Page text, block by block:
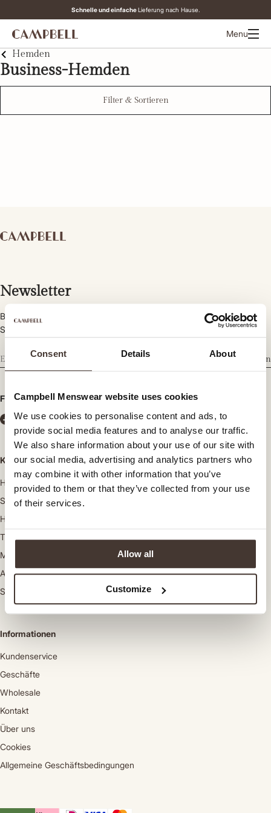
Consent Details About
Campbell Menswear website uses cookies
We use cookies to personalise content and ads, to
provide social media features and to analyse our traffic.
We also share information about your use of our site with
our social media, advertising and analytics partners who
may combine it with other information that you’ve
provided to them or that they’ve collected from your use
of their services.
Allow all
Customize
Schnelle und einfacheLieferung nach Hause.
Menu
Hemden
Business-Hemden
Filter & Sortieren
Newsletter
Bleiben Sie informiert über neue Kollektionen, Trends und
Sonderangebote.
Abonnieren
Folgen Sie uns
Kategorien
Hosen
Strickwaren
Hemden
T-shirts und Poloshirts
Mäntel
Anzugsakkos
Schuhe
Informationen
Kundenservice
Geschäfte
Wholesale
Kontakt
Über uns
Cookies
Allgemeine Geschäftsbedingungen